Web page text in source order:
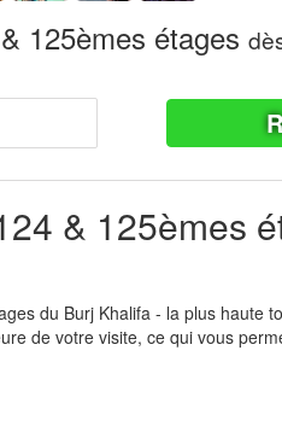
125èmes étages
& 125èmes
du Burj Khalifa - la plus haute
de votre visite, ce qui vous